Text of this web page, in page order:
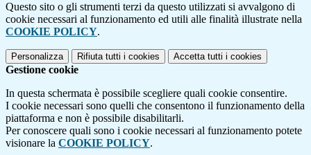
Questo sito o gli strumenti terzi da questo utilizzati si avvalgono di
cookie necessari al funzionamento ed utili alle finalità illustrate nella
COOKIE POLICY.
Personalizza Rifiuta tutti i cookies Accetta tutti i cookies
Gestione cookie
In questa schermata è possibile scegliere quali cookie consentire.
I cookie necessari sono quelli che consentono il funzionamento della
piattaforma e non è possibile disabilitarli.
Per conoscere quali sono i cookie necessari al funzionamento potete
visionare la COOKIE POLICY.